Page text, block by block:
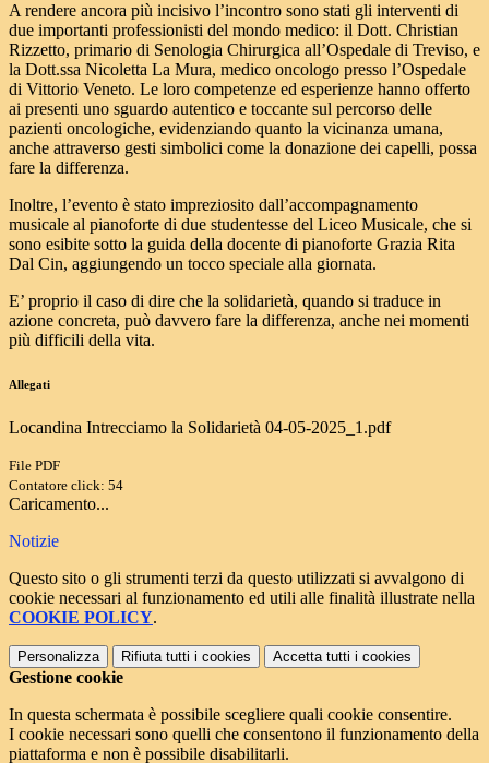
A rendere ancora più incisivo l’incontro sono stati gli interventi di
due importanti professionisti del mondo medico: il Dott. Christian
Rizzetto, primario di Senologia Chirurgica all’Ospedale di Treviso, e
la Dott.ssa Nicoletta La Mura, medico oncologo presso l’Ospedale
di Vittorio Veneto. Le loro competenze ed esperienze hanno offerto
ai presenti uno sguardo autentico e toccante sul percorso delle
pazienti oncologiche, evidenziando quanto la vicinanza umana,
anche attraverso gesti simbolici come la donazione dei capelli, possa
fare la differenza.
Inoltre, l’evento è stato impreziosito dall’accompagnamento
musicale al pianoforte di due studentesse del Liceo Musicale, che si
sono esibite sotto la guida della docente di pianoforte Grazia Rita
Dal Cin, aggiungendo un tocco speciale alla giornata.
E’ proprio il caso di dire che la solidarietà, quando si traduce in
azione concreta, può davvero fare la differenza, anche nei momenti
più difficili della vita.
Allegati
Locandina Intrecciamo la Solidarietà 04-05-2025_1.pdf
File PDF
Contatore click: 54
Caricamento...
Notizie
Questo sito o gli strumenti terzi da questo utilizzati si avvalgono di
cookie necessari al funzionamento ed utili alle finalità illustrate nella
COOKIE POLICY.
Personalizza Rifiuta tutti i cookies Accetta tutti i cookies
Gestione cookie
In questa schermata è possibile scegliere quali cookie consentire.
I cookie necessari sono quelli che consentono il funzionamento della
piattaforma e non è possibile disabilitarli.